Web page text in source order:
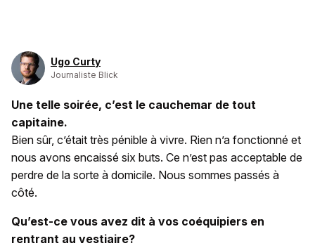
Ugo Curty
Journaliste Blick
Une telle soirée, c’est le cauchemar de tout
capitaine.
Bien sûr, c’était très pénible à vivre. Rien n’a fonctionné et
nous avons encaissé six buts. Ce n’est pas acceptable de
perdre de la sorte à domicile. Nous sommes passés à
côté.
Qu’est-ce vous avez dit à vos coéquipiers en
rentrant au vestiaire?